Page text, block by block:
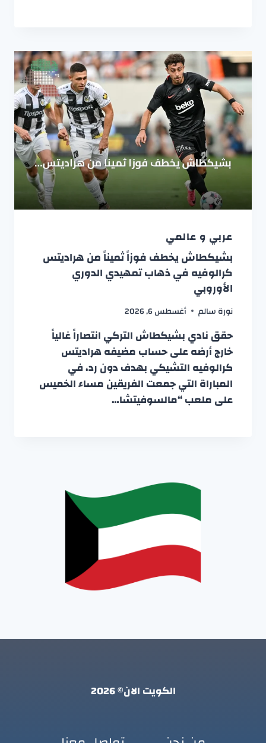
عربي و عالمي
بشيكطاش يخطف فوزاً ثميناً من هراديتس
كرالوفيه في ذهاب تمهيدي الدوري
الأوروبي
نورة سالم أغسطس 6, 2026
حقق نادي بشيكطاش التركي انتصاراً غالياً
خارج أرضه على حساب مضيفه هراديتس
كرالوفيه التشيكي بهدف دون رد، في
المباراة التي جمعت الفريقين مساء الخميس
على ملعب “مالسوفيتشا…
الكويت الان© 2026